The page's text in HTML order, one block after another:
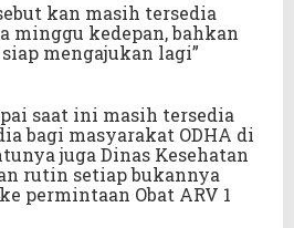
kan masih tersedia
minggu kedepan, bahkan
mengajukan lagi”
saat ini masih tersedia
bagi masyarakat ODHA di
juga Dinas Kesehatan
rutin setiap bukannya
permintaan Obat ARV 1